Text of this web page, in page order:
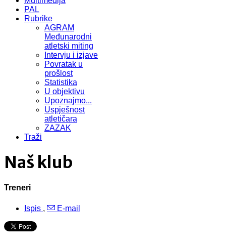
PAL
Rubrike
AGRAM
Međunarodni
atletski miting
Intervju i izjave
Povratak u
prošlost
Statistika
U objektivu
Upoznajmo...
Uspješnost
atletičara
ZAZAK
Traži
Naš klub
Treneri
Ispis , E-mail